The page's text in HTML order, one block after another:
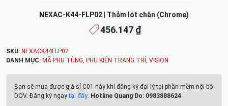
NEXAC-K44-FLP02 | Thảm lót chân (Chrome)
456.147 ₫
SKU: NEXACK44FLP02
DANH MỤC: MÃ PHỤ TÙNG, PHỤ KIỆN TRANG TRÍ , VISION
Bạn sẽ mua được giá sỉ C01 này khi đăng ký đại lý tại phần mềm nội bộ
DOV. Đăng ký ngaytại đây. Hotline Quang Do: 0983888624